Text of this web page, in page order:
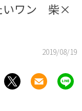
いワン 柴×
2019/08/19